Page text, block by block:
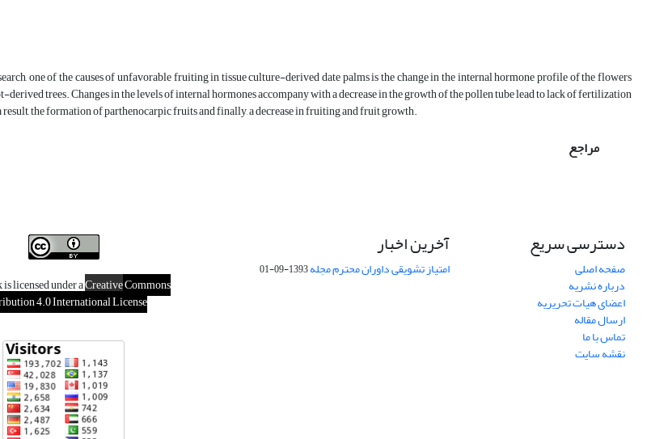
one of the causes of unfavorable fruiting in tissue culture-derived date palms is the change in the internal hormone profile of the flowers
trees. Changes in the levels of internal hormones accompany with a decrease in the growth of the pollen tube lead to lack of fertilization
the formation of parthenocarpic fruits and finally, a decrease in fruiting and fruit growth.
مراجع
دسترسی سریع
صفحه اصلی
درباره نشریه
اعضای هیات تحریریه
ارسال مقاله
تماس با ما
نقشه سایت
آخرین اخبار
امتیاز تشویقی داوران محترم مجله1393-09-01
licensed under aCreativeCommons
4.0 International License